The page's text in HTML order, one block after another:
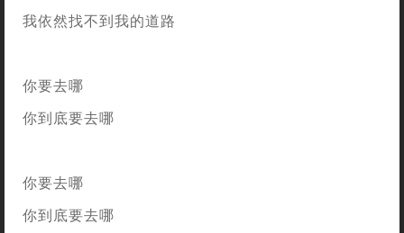
我依然找不到我的道路
你要去哪
你到底要去哪
你要去哪
你到底要去哪